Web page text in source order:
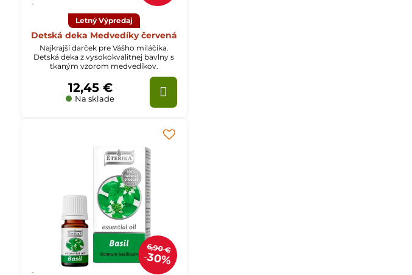
Letný Výpredaj
Detská deka Medvedíky červená
Najkrajší darček pre Vášho miláčika.
Detská deka z vysokokvalitnej bavlny s
tkaným vzorom medvedíkov.
Na sklade
12,45 €
6,90 €
30%